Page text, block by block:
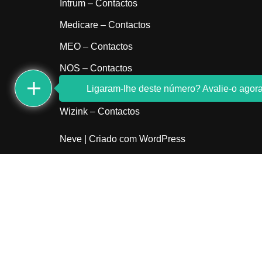
Intrum – Contactos
Medicare – Contactos
MEO – Contactos
NOS – Contactos
Sem indicativo
Wizink – Contactos
Neve | Criado com WordPress
Ligaram-lhe deste número? Avalie-o